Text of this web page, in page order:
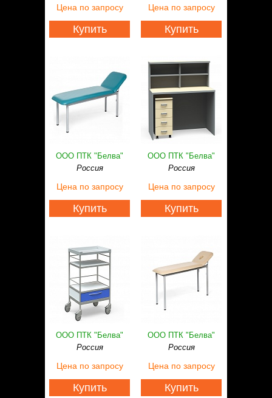
Цена по запросу
Купить
Цена по запросу
Купить
ООО ПТК "Белва"
Россия
Цена по запросу
Купить
ООО ПТК "Белва"
Россия
Цена по запросу
Купить
ООО ПТК "Белва"
Россия
Цена по запросу
Купить
ООО ПТК "Белва"
Россия
Цена по запросу
Купить